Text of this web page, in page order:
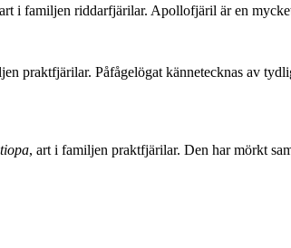
i familjen riddarfjärilar. Apollofjäril är en
praktfjärilar. Påfågelögat kännetecknas av
, art i familjen praktfjärilar. Den har mörkt